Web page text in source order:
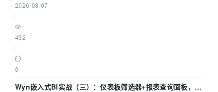
2026-08-07
432
0
Wyn嵌入式BI实战（三）：仪表板筛选器+报表查询面板，参